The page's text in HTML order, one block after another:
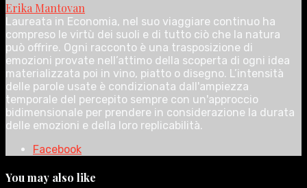
Erika Mantovan
Laureata in Economia, nel suo viaggiare continuo ha
compreso le virtù dei suoli e di tutto ciò che la natura
può offrire. Ogni racconto è una trasposizione di
emozioni provate nell’attimo della scoperta di ogni idea
materializzata poi in vino, piatto o disegno. L’intensità
delle parole usate è condizionata dall'ampiezza
temporale del percepito sempre con un'approccio
bidimensionale per prendere in considerazione la durata
delle emozioni e della loro replicabilità.
Facebook
You may also like